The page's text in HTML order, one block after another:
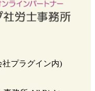
社プラグイン内)